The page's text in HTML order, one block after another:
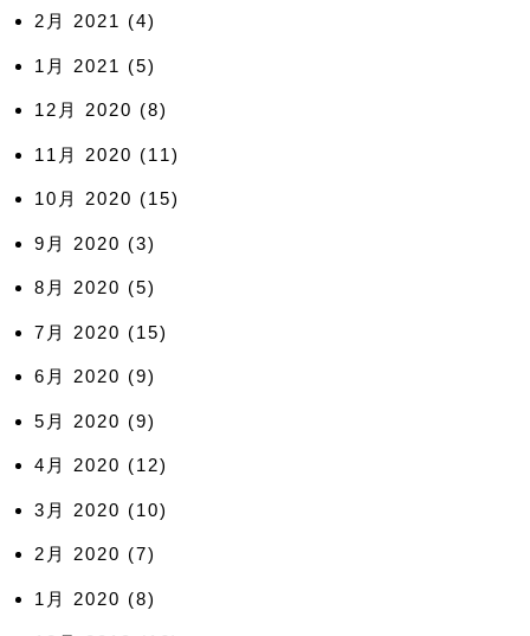
2月 2021 (4)
1月 2021 (5)
12月 2020 (8)
11月 2020 (11)
10月 2020 (15)
9月 2020 (3)
8月 2020 (5)
7月 2020 (15)
6月 2020 (9)
5月 2020 (9)
4月 2020 (12)
3月 2020 (10)
2月 2020 (7)
1月 2020 (8)